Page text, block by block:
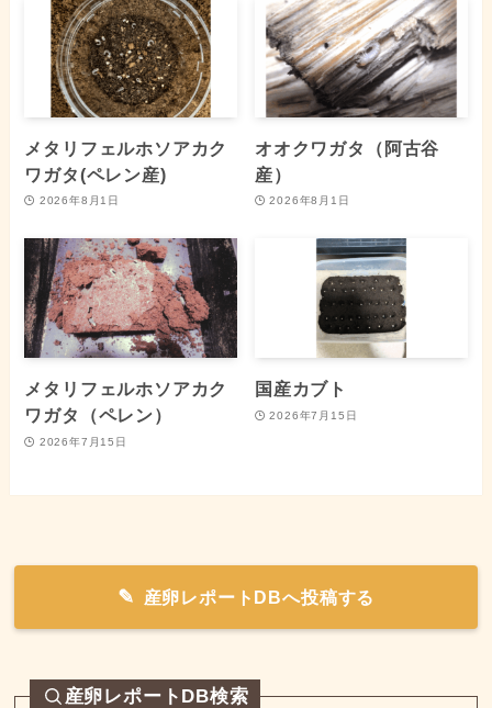
メタリフェルホソアカク
ワガタ(ペレン産)
2026年8月1日
オオクワガタ（阿古谷
産）
2026年8月1日
メタリフェルホソアカク
ワガタ（ペレン）
2026年7月15日
国産カブト
2026年7月15日
産卵レポートDBへ投稿する
産卵レポートDB検索